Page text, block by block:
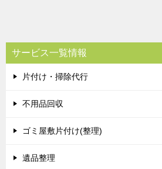
サービス一覧情報
片付け・掃除代行
不用品回収
ゴミ屋敷片付け(整理)
遺品整理